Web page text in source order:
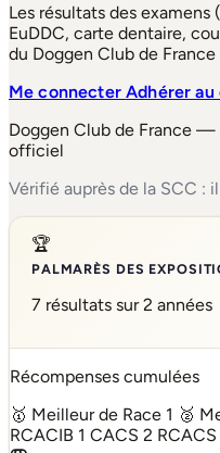
Les résultats des examens
EuDDC, carte dentaire,
du Doggen Club de
Me connecterAdhérer au
Doggen Club de France —
officiel
Vérifié auprès de la SCC :
🏆
PALMARÈS DES
7 résultats sur 2 années
Récompenses cumulées
🥇 Meilleur de Race 1 🥈
RCACIB 1 CACS 2 RCACS